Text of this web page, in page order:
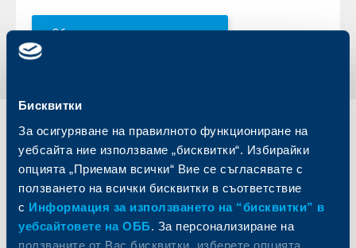
Бисквитки
За осигуряване на правилното функциониране на
уебсайта ние използваме „бисквитки“. Избирайки
опцията „Приемам всички“ Вие се съгласявате с
ползването на всички бисквитки в съответствие
с Информация за използването на “бисквитки” в
уебсайтовете на ОББ. За персонализиране на
ползваните от Вас бисквитки, изберете опцията
Обратно към всички промени
Индивидуални
клиенти
Карти
Сметки и плащания
Кредити
Спестявания и инвестиции
Бизнес
клиенти
Кредитиране
Управление на парични средства
Търговско финансиране
ПОС терминали